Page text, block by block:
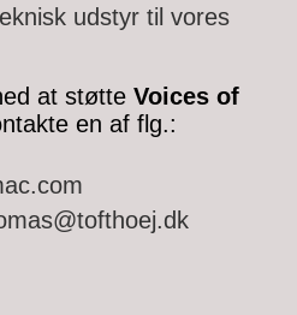
udstyr til vores
at støtte Voices of
en af flg.: